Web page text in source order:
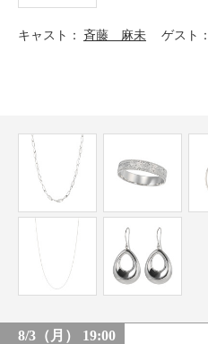
キャスト 斉藤 麻未 ゲスト
8/3（月） 19:00